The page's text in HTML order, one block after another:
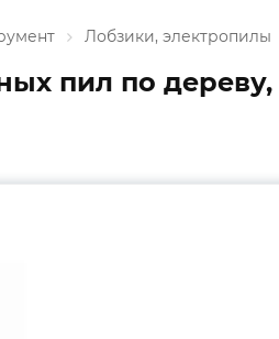
Лобзики, электропилы
пил по дереву,